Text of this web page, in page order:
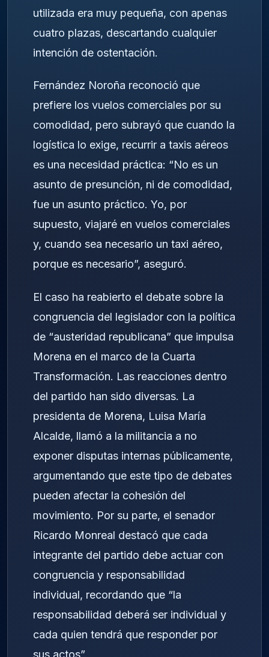
utilizada era muy pequeña, con apenas
cuatro plazas, descartando cualquier
intención de ostentación.
Fernández Noroña reconoció que
prefiere los vuelos comerciales por su
comodidad, pero subrayó que cuando la
logística lo exige, recurrir a taxis aéreos
es una necesidad práctica: “No es un
asunto de presunción, ni de comodidad,
fue un asunto práctico. Yo, por
supuesto, viajaré en vuelos comerciales
y, cuando sea necesario un taxi aéreo,
porque es necesario”, aseguró.
El caso ha reabierto el debate sobre la
congruencia del legislador con la política
de “austeridad republicana” que impulsa
Morena en el marco de la Cuarta
Transformación. Las reacciones dentro
del partido han sido diversas. La
presidenta de Morena, Luisa María
Alcalde, llamó a la militancia a no
exponer disputas internas públicamente,
argumentando que este tipo de debates
pueden afectar la cohesión del
movimiento. Por su parte, el senador
Ricardo Monreal destacó que cada
integrante del partido debe actuar con
congruencia y responsabilidad
individual, recordando que “la
responsabilidad deberá ser individual y
cada quien tendrá que responder por
sus actos”.